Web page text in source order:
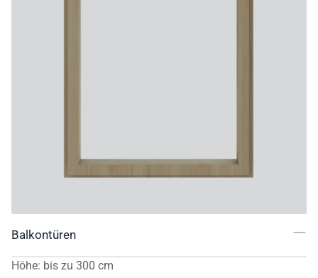
Balkontüren
Höhe: bis zu 300 cm